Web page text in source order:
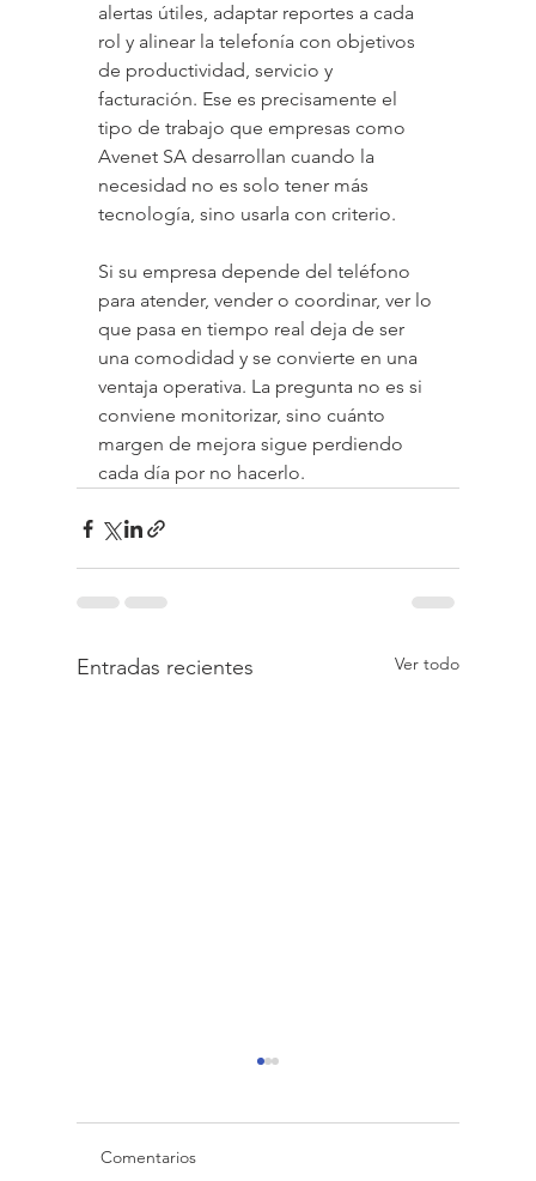
alertas útiles, adaptar reportes a cada
rol y alinear la telefonía con objetivos
de productividad, servicio y
facturación. Ese es precisamente el
tipo de trabajo que empresas como
Avenet SA desarrollan cuando la
necesidad no es solo tener más
tecnología, sino usarla con criterio.
Si su empresa depende del teléfono
para atender, vender o coordinar, ver lo
que pasa en tiempo real deja de ser
una comodidad y se convierte en una
ventaja operativa. La pregunta no es si
conviene monitorizar, sino cuánto
margen de mejora sigue perdiendo
cada día por no hacerlo.
Entradas recientes Ver todo
Comentarios